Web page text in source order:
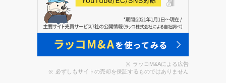
ラッコM&Aによる広告
必ずしもサイトの売却を保証するものではありません